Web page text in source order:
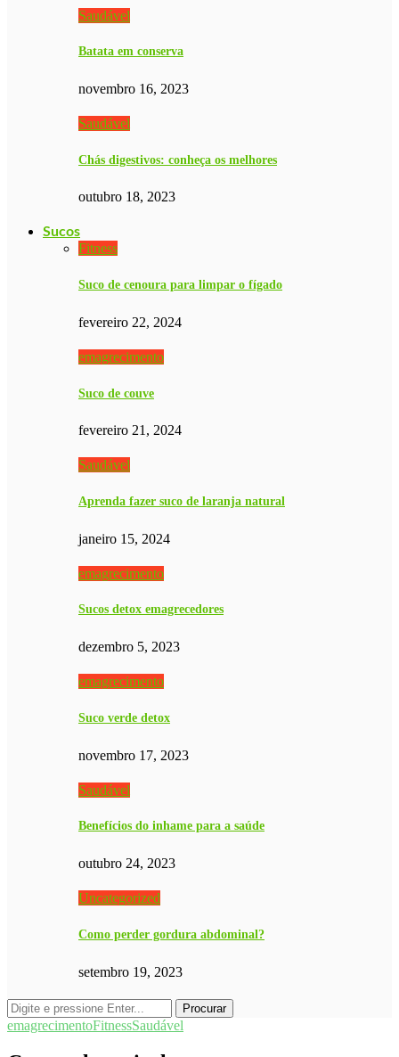
Saudável
Batata em conserva
novembro 16, 2023
Saudável
Chás digestivos: conheça os melhores
outubro 18, 2023
Sucos
Fitness
Suco de cenoura para limpar o fígado
fevereiro 22, 2024
emagrecimento
Suco de couve
fevereiro 21, 2024
Saudável
Aprenda fazer suco de laranja natural
janeiro 15, 2024
emagrecimento
Sucos detox emagrecedores
dezembro 5, 2023
emagrecimento
Suco verde detox
novembro 17, 2023
Saudável
Benefícios do inhame para a saúde
outubro 24, 2023
Uncategorized
Como perder gordura abdominal?
setembro 19, 2023
emagrecimentoFitnessSaudável